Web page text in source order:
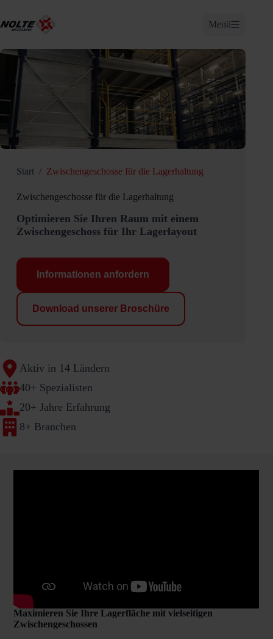
springen
Menü
Start / Zwischengeschosse für die Lagerhaltung
Zwischengeschosse für die Lagerhaltung
Optimieren Sie Ihren Raum mit einem
Zwischengeschoss für Ihr Lagerlayout
Informationen anfordern
Download unserer Broschüre
Aktiv in 14 Ländern
40+ Spezialisten
20+ Jahre Erfahrung
8+ Branchen
Maximieren Sie Ihre Lagerfläche mit vielseitigen
Zwischengeschossen